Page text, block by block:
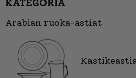
KATEGORIA
Arabian ruoka-astiat